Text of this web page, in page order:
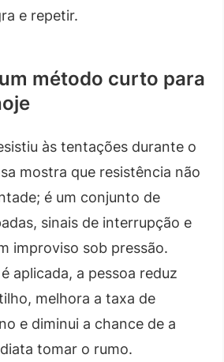
e repetir.
método curto para
às tentações durante o
mostra que resistência não
é um conjunto de
sinais de interrupção e
improviso sob pressão.
aplicada, a pessoa reduz
melhora a taxa de
e diminui a chance de a
tomar o rumo.